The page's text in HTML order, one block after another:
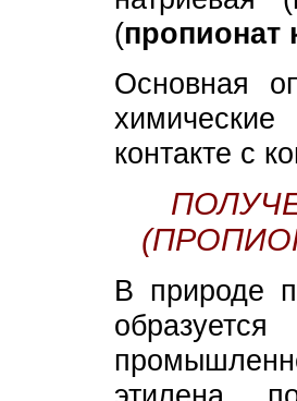
(пропионат
Основная
контакте с
В природе